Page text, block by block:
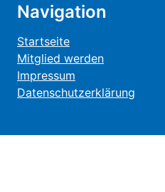
Navigation
Startseite
Mitglied werden
Impressum
Datenschutzerklärung